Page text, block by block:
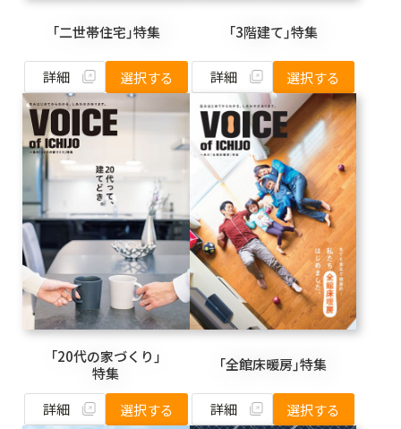
「二世帯住宅」特集
詳細 選択する
「3階建て」特集
詳細 選択する
「20代の家づくり」
特集
詳細
選択する
「全館床暖房」特集
詳細 選択する